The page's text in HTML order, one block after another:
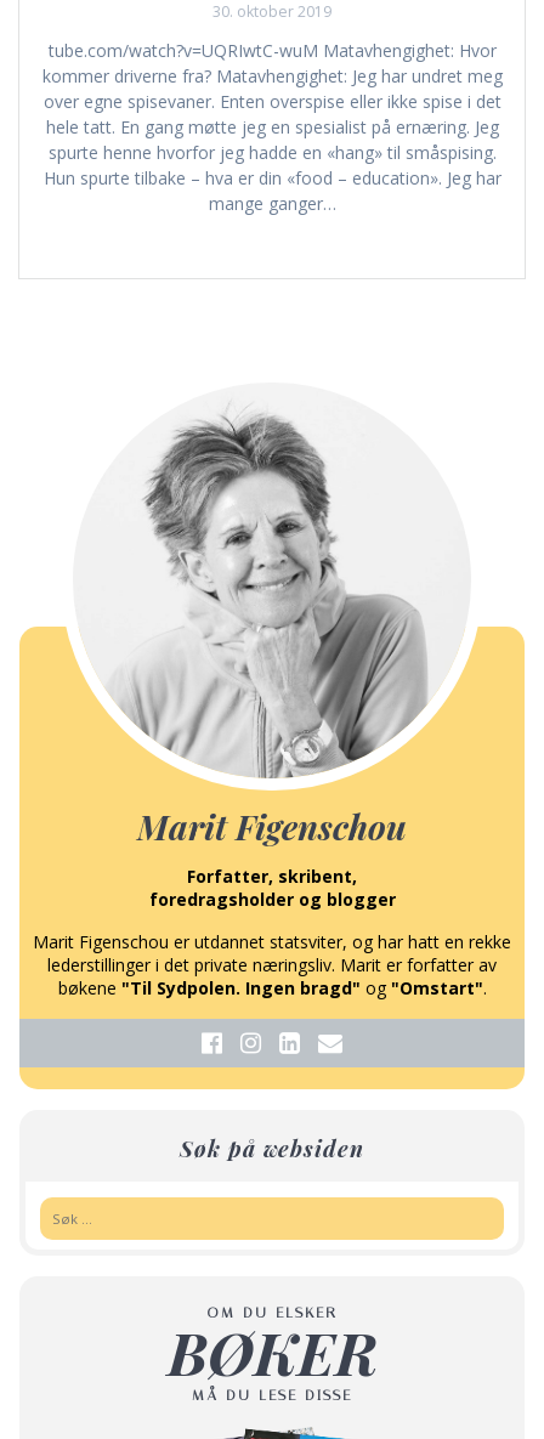
30. oktober 2019
tube.com/watch?v=UQRIwtC-wuM Matavhengighet: Hvor
kommer driverne fra? Matavhengighet: Jeg har undret meg
over egne spisevaner. Enten overspise eller ikke spise i det
hele tatt. En gang møtte jeg en spesialist på ernæring. Jeg
spurte henne hvorfor jeg hadde en «hang» til småspising.
Hun spurte tilbake – hva er din «food – education». Jeg har
mange ganger…
Marit Figenschou
Forfatter, skribent,
foredragsholder og blogger
Marit Figenschou er utdannet statsviter, og har hatt en rekke
lederstillinger i det private næringsliv. Marit er forfatter av
bøkene "Til Sydpolen. Ingen bragd" og "Omstart".
Søk på websiden
OM DU ELSKER
BØKER
MÅ DU LESE DISSE